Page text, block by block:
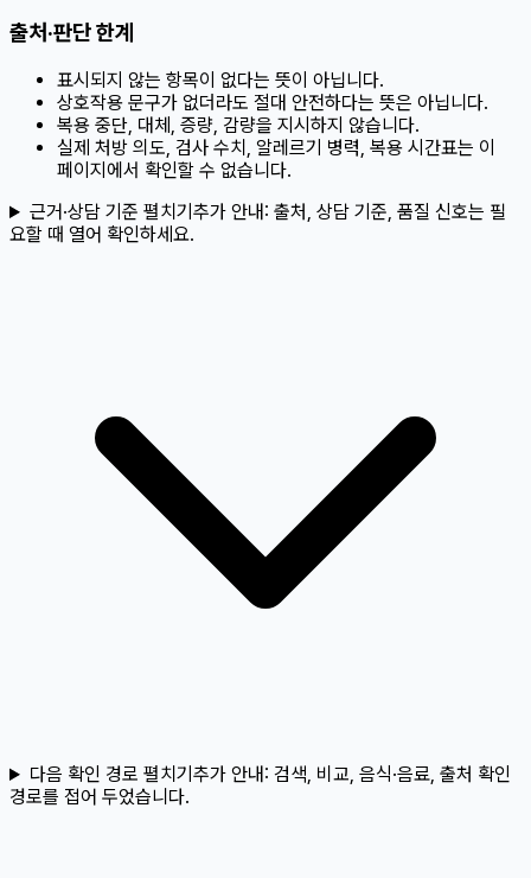
출처·판단 한계
표시되지 않는 항목이 없다는 뜻이 아닙니다.
상호작용 문구가 없더라도 절대 안전하다는 뜻은 아닙니다.
복용 중단, 대체, 증량, 감량을 지시하지 않습니다.
실제 처방 의도, 검사 수치, 알레르기 병력, 복용 시간표는 이
페이지에서 확인할 수 없습니다.
근거·상담 기준 펼치기추가 안내: 출처, 상담 기준, 품질 신호는 필
요할 때 열어 확인하세요.
다음 확인 경로 펼치기추가 안내: 검색, 비교, 음식·음료, 출처 확인
경로를 접어 두었습니다.